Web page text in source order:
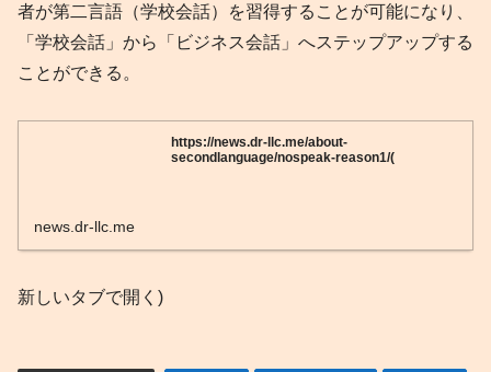
者が第二言語（学校会話）を習得することが可能になり、
「学校会話」から「ビジネス会話」へステップアップする
ことができる。
https://news.dr-llc.me/about-
secondlanguage/nospeak-reason1/(
news.dr-llc.me
新しいタブで開く)